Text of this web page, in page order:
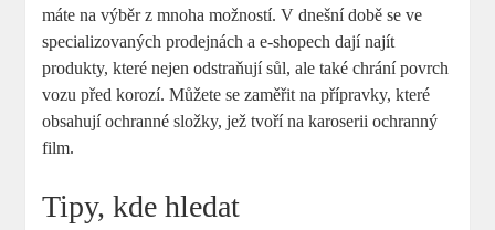
máte na výběr z mnoha možností. V dnešní době se ve
specializovaných prodejnách a e-shopech dají najít
produkty, které nejen odstraňují sůl, ale také chrání povrch
vozu před korozí. Můžete se zaměřit na přípravky, které
obsahují ochranné složky, jež tvoří na karoserii ochranný
film.
Tipy, kde hledat